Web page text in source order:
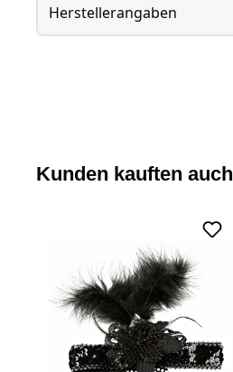
Herstellerangaben
Kunden kauften auch